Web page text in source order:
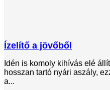
Ízelítő a jövőből
Idén is komoly kihívás elé
hosszan tartó nyári aszály,
a...